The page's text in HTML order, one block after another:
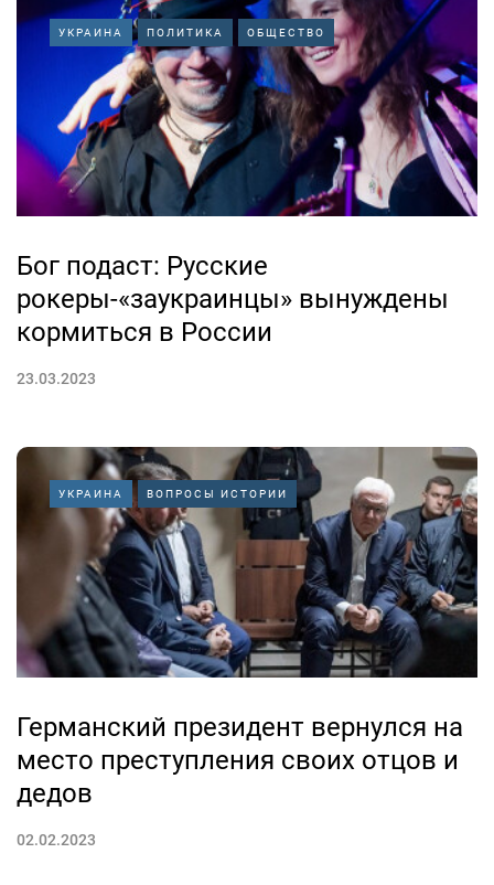
УКРАИНА ПОЛИТИКА ОБЩЕСТВО
Бог подаст: Русские
рокеры-«заукраинцы» вынуждены
кормиться в России
23.03.2023
УКРАИНА ВОПРОСЫ ИСТОРИИ
Германский президент вернулся на
место преступления своих отцов и
дедов
02.02.2023